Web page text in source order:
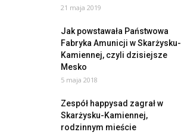
21 maja 2019
Jak powstawała Państwowa
Fabryka Amunicji w Skarżysku-
Kamiennej, czyli dzisiejsze
Mesko
5 maja 2018
Zespół happysad zagrał w
Skarżysku-Kamiennej,
rodzinnym mieście